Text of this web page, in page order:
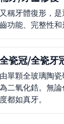
又稱牙體復形，
齒功能、完整性
全瓷冠/全瓷牙
由單顆全玻璃陶
為二氧化鋯。無
度都如真牙。